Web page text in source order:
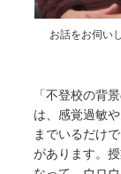
お話をお伺い
「不登校の背
は、感覚過敏
までいるだけ
があります。